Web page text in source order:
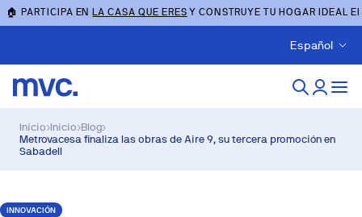
🏠 PARTICIPA ENLA CASA QUE ERES Y CONSTRUYE TU HOGAR IDEAL
Español
Inicio›Inicio›Blog›
Metrovacesa finaliza las obras de Aire 9, su tercera promoción en
Sabadell
INNOVACIÓN